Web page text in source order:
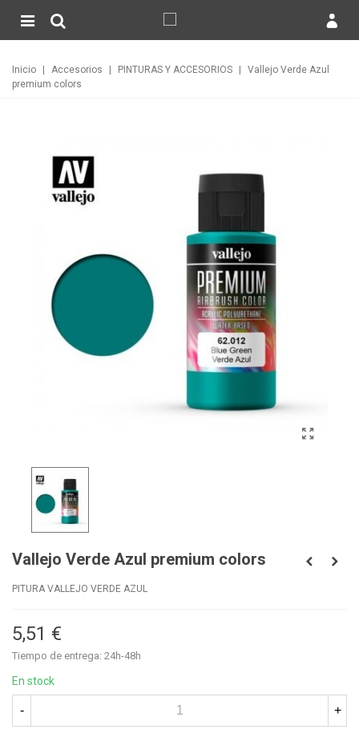
Inicio Accesorios PINTURAS Y ACCESORIOS
Vallejo Verde Azul
premium colors
Vallejo Verde Azul premium colors
PITURA VALLEJO VERDE AZUL
5,51 €
Tiempo de entrega: 24h-48h
En stock
- +